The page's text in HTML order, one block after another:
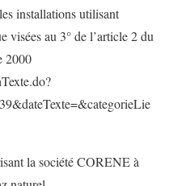
installations utilisant
visées au 3° de l’article 2 du
2000
la société CORENE à